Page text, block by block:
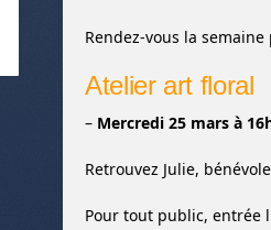
Rendez-vous la
Atelier art floral
– Mercredi 25 mars à
Retrouvez Julie,
Pour tout public, entrée